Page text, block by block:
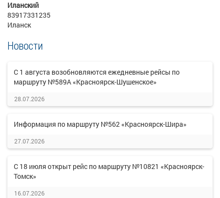
Иланский
83917331235
Иланск
Новости
С 1 августа возобновляются ежедневные рейсы по
маршруту №589А «Красноярск-Шушенское»
28.07.2026
Информация по маршруту №562 «Красноярск-Шира»
27.07.2026
С 18 июля открыт рейс по маршруту №10821 «Красноярск-
Томск»
16.07.2026